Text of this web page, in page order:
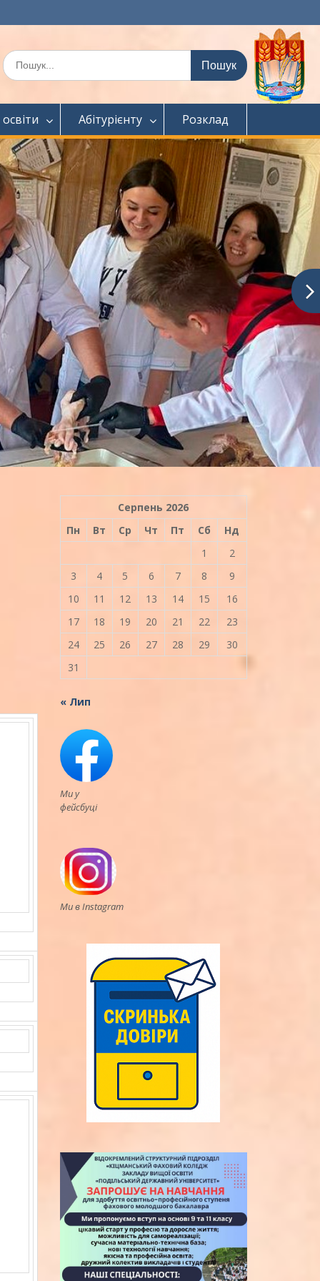
Шукати:
Абітурієнту Розклад
Серпень 2026
Пн
Вт Ср Чт Пт Сб
Нд
1
2
3
4 5 6 7 8
9
10
11 12 13 14 15
16
17
18 19 20 21 22
23
24
25 26 27 28 29
30
31
« Лип
Ми у
фейсбуці
Ми в Instagram